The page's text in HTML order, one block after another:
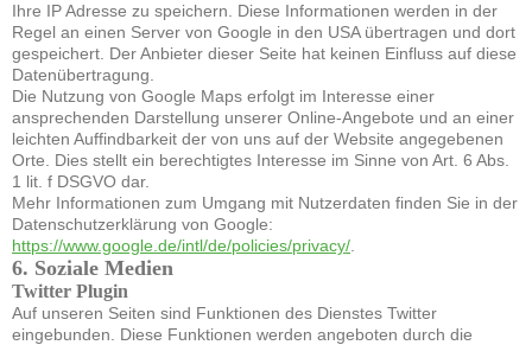
Ihre IP Adresse zu speichern. Diese Informationen werden in der
Regel an einen Server von Google in den USA übertragen und dort
gespeichert. Der Anbieter dieser Seite hat keinen Einfluss auf diese
Datenübertragung.
Die Nutzung von Google Maps erfolgt im Interesse einer
ansprechenden Darstellung unserer Online-Angebote und an einer
leichten Auffindbarkeit der von uns auf der Website angegebenen
Orte. Dies stellt ein berechtigtes Interesse im Sinne von Art. 6 Abs.
1 lit. f DSGVO dar.
Mehr Informationen zum Umgang mit Nutzerdaten finden Sie in der
Datenschutzerklärung von Google:
https://www.google.de/intl/de/policies/privacy/
6. Soziale Medien
Twitter Plugin
Auf unseren Seiten sind Funktionen des Dienstes Twitter
eingebunden. Diese Funktionen werden angeboten durch die